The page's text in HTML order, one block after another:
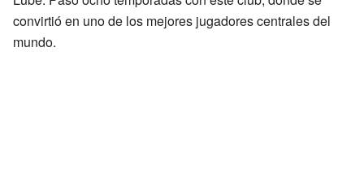
convirtió en uno de los mejores jugadores centrales del
mundo.